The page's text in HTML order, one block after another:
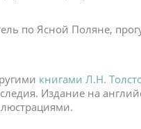
по Ясной Поляне,
книгами Л.Н.
Издание на